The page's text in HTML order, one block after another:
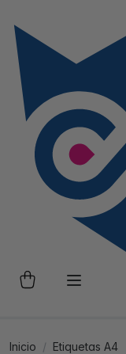
Inicio
Etiquetas A4